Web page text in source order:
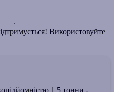
Використовуйте